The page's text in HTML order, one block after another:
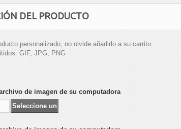
DEL PRODUCTO
personalizado, no olvide añadirlo a su carrito.
GIF, JPG, PNG
de imagen de su computadora
Seleccione un